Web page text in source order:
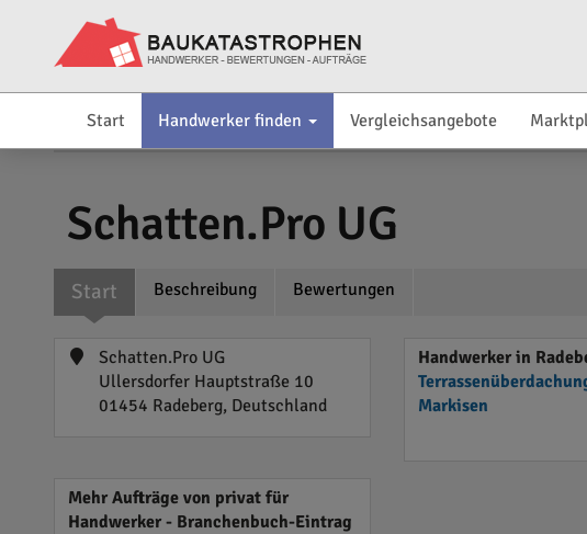
Start Handwerker finden Vergleichsangebote
Schatten.Pro UG
Start Beschreibung Bewertungen
Schatten.Pro UG
Ullersdorfer Hauptstraße 10
01454 Radeberg, Deutschland
Handwerker in
Markisen
Mehr Aufträge von privat für
Handwerker - Branchenbuch-Eintrag